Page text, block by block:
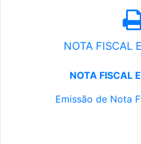
NOTA FISCAL
NOTA FISCAL
Emissão de Nota